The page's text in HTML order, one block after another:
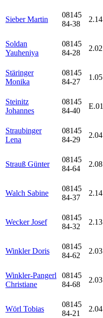
Sieber Martin
08145
84-38
2.14
Soldan
Yauheniya
08145
84-28
2.02
Stäringer
Monika
08145
84-27
1.05
Steinitz
Johannes
08145
84-40
E.01
Straubinger
Lena
08145
84-29
2.04
Strauß Günter
08145
84-64
2.08
Walch Sabine
08145
84-37
2.14
Wecker Josef
08145
84-32
2.13
Winkler Doris
08145
84-62
2.03
Winkler-Pangerl
Christiane
08145
84-68
2.03
Wörl Tobias
08145
84-21
2.04